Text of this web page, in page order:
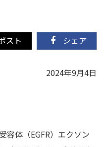
シェア
2024年9月4日
容体（EGFR）エクソン